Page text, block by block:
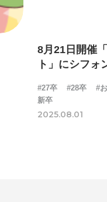
8月21日開催
ト」にシフォ
#27卒 #28卒
#
新卒
2025.08.01